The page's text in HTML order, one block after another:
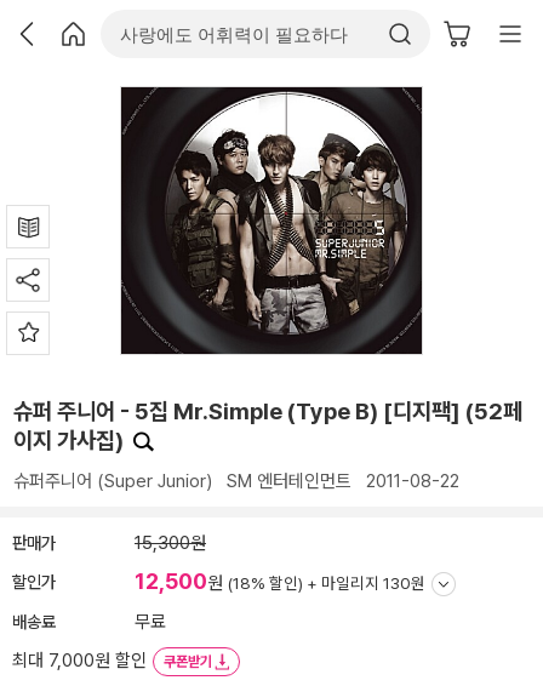
슈퍼 주니어 - 5집 Mr.Simple (Type B) [디지팩] (52페
이지 가사집)
슈퍼주니어 (Super Junior) SM 엔터테인먼트 2011-08-22
판매가 15,300원
할인가 12,500원 (18% 할인) + 마일리지 130원
배송료
무료
최대 7,000원 할인
쿠폰받기